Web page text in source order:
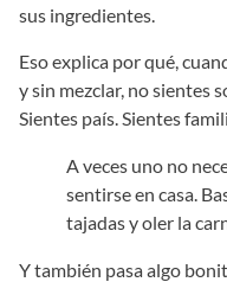
sus ingredientes.
Eso explica por qué,
y sin mezclar, no sientes
Sientes país. Sientes
A veces uno no
sentirse en casa.
tajadas y oler la
Y también pasa algo